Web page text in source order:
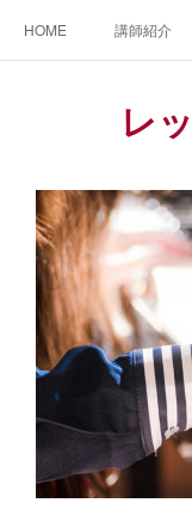
HOME 講師紹介
ご相談・体験レッスンお
レ